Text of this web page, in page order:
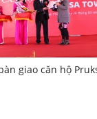
giao căn hộ